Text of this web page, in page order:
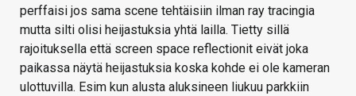
perffaisi jos sama scene tehtäisiin ilman ray tracingia
mutta silti olisi heijastuksia yhtä lailla. Tietty sillä
rajoituksella että screen space reflectionit eivät joka
paikassa näytä heijastuksia koska kohde ei ole kameran
ulottuvilla. Esim kun alusta aluksineen liukuu parkkiin